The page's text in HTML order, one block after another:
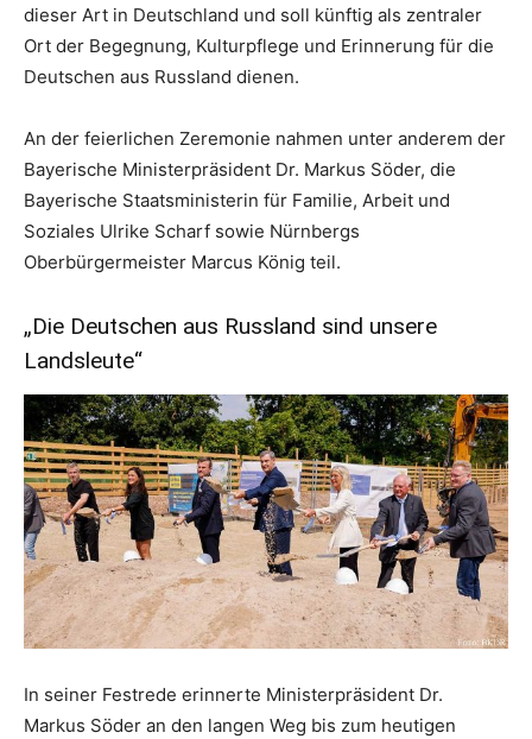
dieser Art in Deutschland und soll künftig als zentraler
Ort der Begegnung, Kulturpflege und Erinnerung für die
Deutschen aus Russland dienen.
An der feierlichen Zeremonie nahmen unter anderem der
Bayerische Ministerpräsident Dr. Markus Söder, die
Bayerische Staatsministerin für Familie, Arbeit und
Soziales Ulrike Scharf sowie Nürnbergs
Oberbürgermeister Marcus König teil.
„Die Deutschen aus Russland sind unsere
Landsleute“
In seiner Festrede erinnerte Ministerpräsident Dr.
Markus Söder an den langen Weg bis zum heutigen